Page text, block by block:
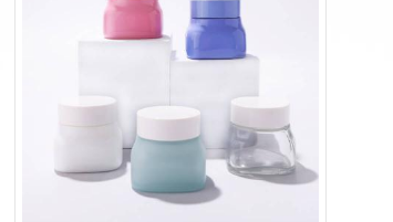
Proporcionar muestra